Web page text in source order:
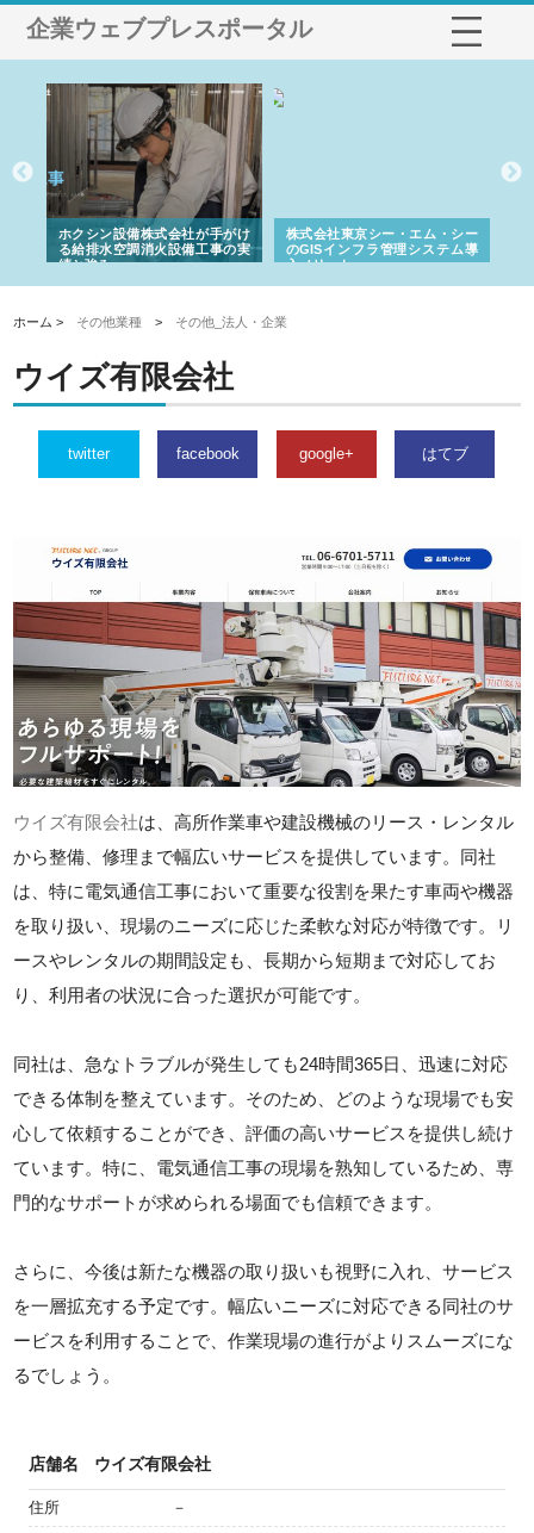
企業ウェブプレスポータル
ホクシン設備株式会社が手がけ
る給排水空調消火設備工事の実
績と強み
株式会社東京シー・エム・シー
のGISインフラ管理システム導
入メリット
ホーム > その他業種 > その他_法人・企業
ウイズ有限会社
twitter facebook google+ はてブ
ウイズ有限会社は、高所作業車や建設機械のリース・レンタル
から整備、修理まで幅広いサービスを提供しています。同社
は、特に電気通信工事において重要な役割を果たす車両や機器
を取り扱い、現場のニーズに応じた柔軟な対応が特徴です。リ
ースやレンタルの期間設定も、長期から短期まで対応してお
り、利用者の状況に合った選択が可能です。
同社は、急なトラブルが発生しても24時間365日、迅速に対応
できる体制を整えています。そのため、どのような現場でも安
心して依頼することができ、評価の高いサービスを提供し続け
ています。特に、電気通信工事の現場を熟知しているため、専
門的なサポートが求められる場面でも信頼できます。
さらに、今後は新たな機器の取り扱いも視野に入れ、サービス
を一層拡充する予定です。幅広いニーズに対応できる同社のサ
ービスを利用することで、作業現場の進行がよりスムーズにな
るでしょう。
店舗名 ウイズ有限会社
住所 －